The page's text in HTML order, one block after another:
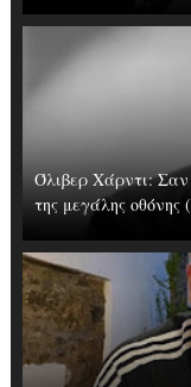
Όλιβερ Χάρντι:
της μεγάλης οθόνης